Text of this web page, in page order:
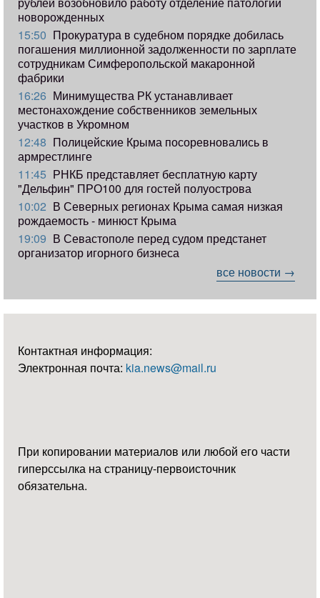
новорожденных
15:50 Прокуратура в судебном порядке добилась
погашения миллионной задолженности по зарплате
сотрудникам Симферопольской макаронной
фабрики
16:26 Минимущества РК устанавливает
местонахождение собственников земельных
участков в Укромном
12:48 Полицейские Крыма посоревновались в
армрестлинге
11:45 РНКБ представляет бесплатную карту
"Дельфин" ПРО100 для гостей полуострова
10:02 В Северных регионах Крыма самая низкая
рождаемость - минюст Крыма
19:09 В Севастополе перед судом предстанет
организатор игорного бизнеса
все новости →
Контактная информация:
Электронная почта: kia.news@mail.ru
При копировании материалов или любой его части
гиперссылка на страницу-первоисточник
обязательна.